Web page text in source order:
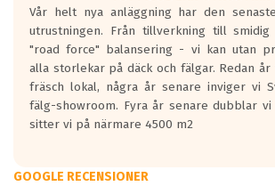
Vår helt nya anläggning har den
utrustningen. Från tillverkning till smidig
"road force" balansering - vi kan utan
alla storlekar på däck och fälgar. Redan år
fräsch lokal, några år senare inviger vi
fälg-showroom. Fyra år senare dubblar
sitter vi på närmare 4500 m2
GOOGLE RECENSIONER